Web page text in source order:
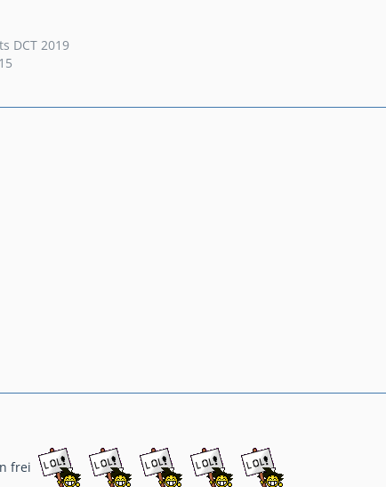
DCT 2019
frei